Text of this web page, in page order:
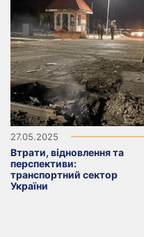
27.05.2025
Втрати, відновлення та
перспективи:
транспортний сектор
України